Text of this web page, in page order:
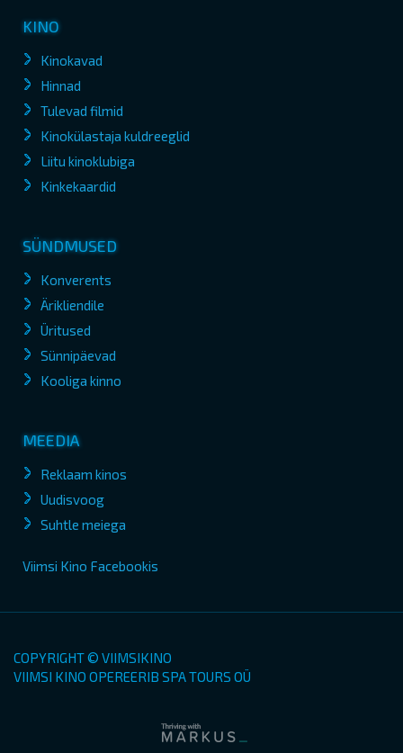
KINO
Kinokavad
Hinnad
Tulevad filmid
Kinokülastaja kuldreeglid
Liitu kinoklubiga
Kinkekaardid
SÜNDMUSED
Konverents
Ärikliendile
Üritused
Sünnipäevad
Kooliga kinno
MEEDIA
Reklaam kinos
Uudisvoog
Suhtle meiega
Viimsi Kino Facebookis
COPYRIGHT © VIIMSIKINO
VIIMSI KINO OPEREERIB SPA TOURS OÜ